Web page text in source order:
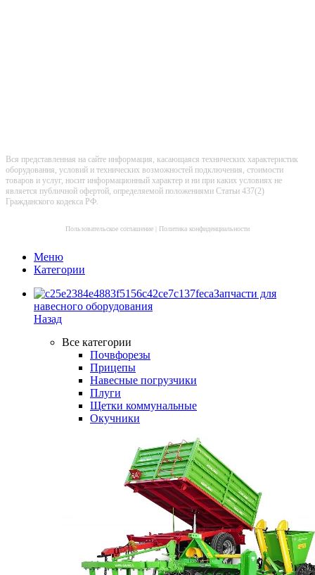
Вся представленная на сайте информация, касающаяся технических характеристик
оборудования, условий и технических возможностей подключения, стоимости
товаров и услуг, носит информационный характер и ни при каких условиях не
является публичной офертой, определяемой положениями Статьи 437(2)
Гражданского кодекса РФ.
Пользовательское соглашение Политика конфиденциальности
Меню
Категории
Запчасти для
навесного оборудования
Назад
Все категории
Почвфорезы
Прицепы
Навесные погрузчики
Плуги
Щетки коммунальные
Окучники